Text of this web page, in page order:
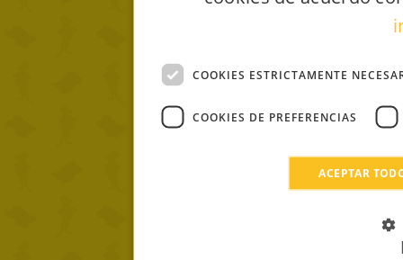
COOKIES ESTRICTAMENTE
COOKIES DE PREFERENCIAS
ACEPTAR